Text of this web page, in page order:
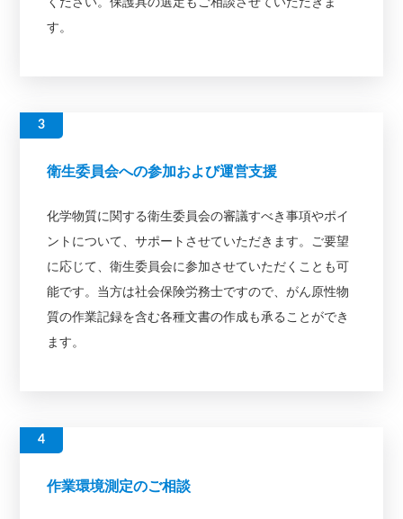
す。
衛生委員会への参加および運営支援
化学物質に関する衛生委員会の審議すべき事項やポイ
ントについて、サポートさせていただきます。ご要望
に応じて、衛生委員会に参加させていただくことも可
能です。当方は社会保険労務士ですので、がん原性物
質の作業記録を含む各種文書の作成も承ることができ
ます。
作業環境測定のご相談